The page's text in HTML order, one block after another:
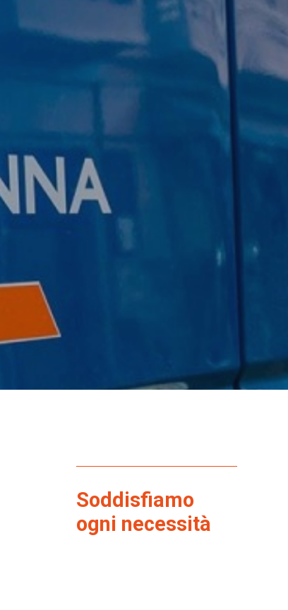
Soddisfiamo
ogni necessità